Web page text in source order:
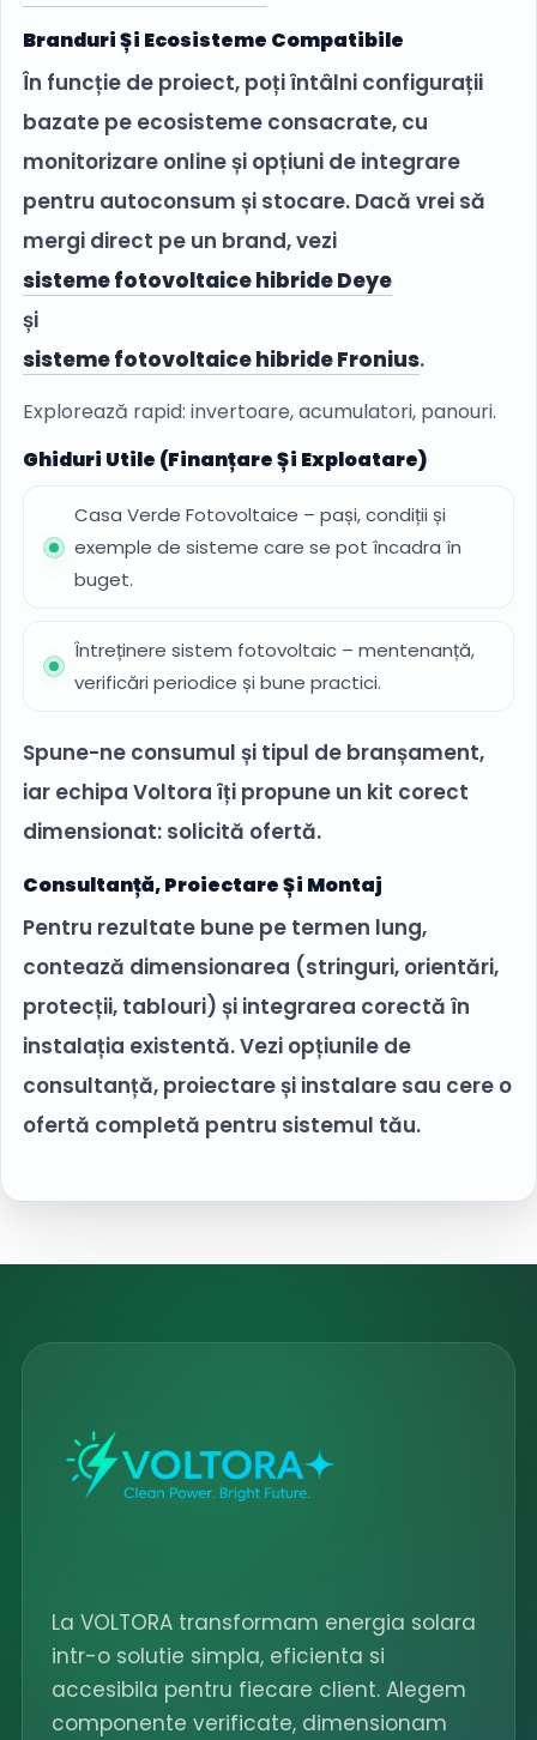
Branduri Și Ecosisteme Compatibile
În funcție de proiect, poți întâlni configurații
bazate pe ecosisteme consacrate, cu
monitorizare online și opțiuni de integrare
pentru autoconsum și stocare. Dacă vrei să
mergi direct pe un brand, vezi
sisteme fotovoltaice hibride Deye
și
sisteme fotovoltaice hibride Fronius.
Explorează rapid: invertoare, acumulatori, panouri.
Ghiduri Utile (finanțare Și Exploatare)
Casa Verde Fotovoltaice – pași, condiții și
exemple de sisteme care se pot încadra în
buget.
Întreținere sistem fotovoltaic – mentenanță,
verificări periodice și bune practici.
Spune-ne consumul și tipul de branșament,
iar echipa Voltora îți propune un kit corect
dimensionat: solicită ofertă.
Consultanță, Proiectare Și Montaj
Pentru rezultate bune pe termen lung,
contează dimensionarea (stringuri, orientări,
protecții, tablouri) și integrarea corectă în
instalația existentă. Vezi opțiunile de
consultanță, proiectare și instalare sau cere o
ofertă completă pentru sistemul tău.
La VOLTORA transformam energia solara
intr-o solutie simpla, eficienta si
accesibila pentru fiecare client. Alegem
componente verificate, dimensionam